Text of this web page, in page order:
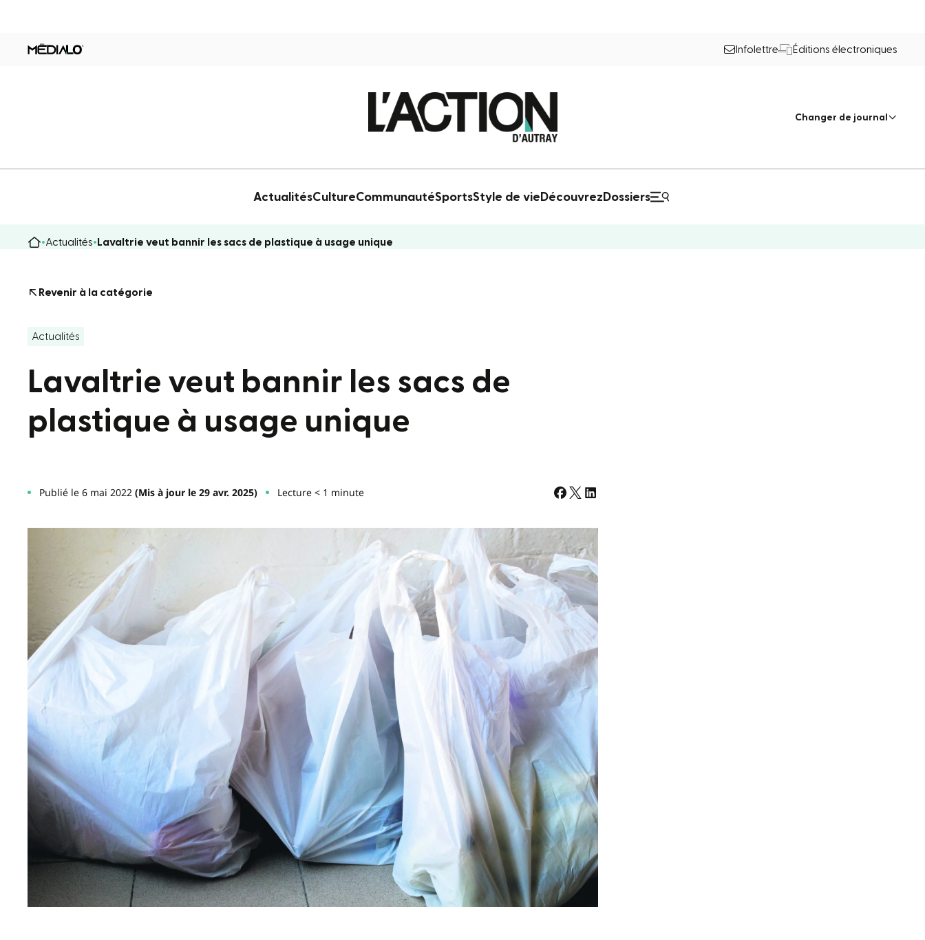
Infolettre Éditions électroniques
Changer de journal
ActualitésCultureCommunautéSportsStyle de vie Découvrez Dossiers
Actualités Lavaltrie veut bannir les sacs de plastique à usage unique
Revenir à la catégorie
Actualités
Lavaltrie veut bannir les sacs de
plastique à usage unique
Publié le 6 mai 2022 (Mis à jour le 29 avr. 2025) Lecture < 1 minute